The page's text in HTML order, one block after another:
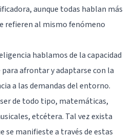
aunque todas hablan más
refieren al mismo fenómeno
hablamos de la capacidad
afrontar y adaptarse con la
a las demandas del entorno.
de todo tipo, matemáticas,
etcétera. Tal vez exista
se manifieste a través de estas